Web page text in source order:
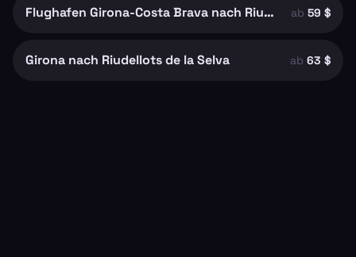
Flughafen Girona-Costa Brava nach Riudellots de la Selva ab 59 $
Girona nach Riudellots de la Selva ab 63 $